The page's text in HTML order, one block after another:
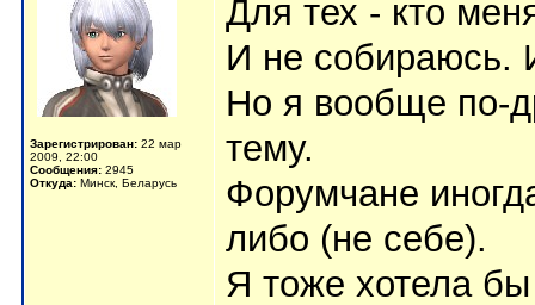
Зарегистрирован: 22 мар
2009, 22:00
Сообщения: 2945
Откуда: Минск, Беларусь
Для тех - кто
И не собираюсь.
Но я вообще по-
тему.
Форумчане
либо (не себе).
Я тоже хотела бы